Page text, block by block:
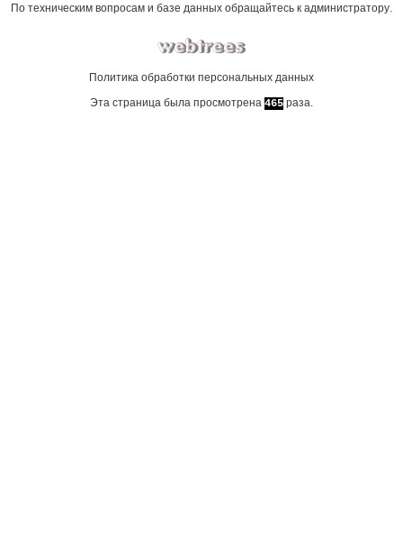
По техническим вопросам и базе данных обращайтесь к администратору.
Политика обработки персональных данных
Эта страница была просмотрена 465 раза.